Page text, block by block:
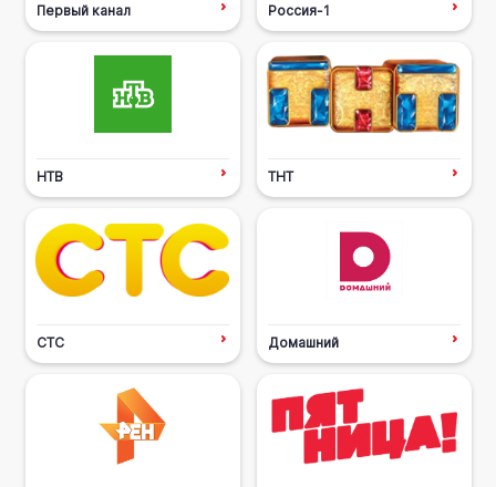
Первый канал Россия-1
НТВ ТНТ
СТС Домашний